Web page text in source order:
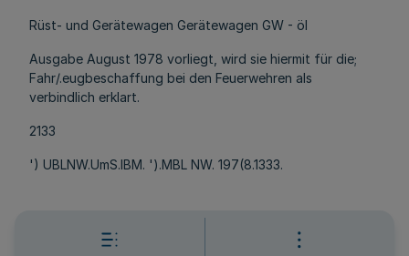
Rüst- und Gerätewagen Gerätewagen GW - öl
Ausgabe August 1978 vorliegt, wird sie hiermit für die;
Fahr/.eugbeschaffung bei den Feuerwehren als
verbindlich erklart.
2133
') UBLNW.UmS.lBM. ').MBL NW. 197(8.1333.